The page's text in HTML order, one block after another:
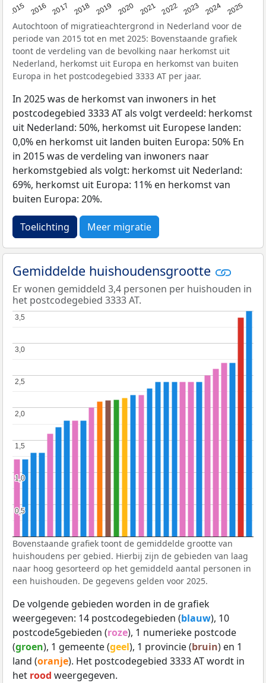
2015 2016 2017 2018 2019 2020 2021 2022 2023 2024 2025
Autochtoon of migratieachtergrond in Nederland voor de
periode van 2015 tot en met 2025: Bovenstaande grafiek
toont de verdeling van de bevolking naar herkomst uit
Nederland, herkomst uit Europa en herkomst van buiten
Europa in het postcodegebied 3333 AT per jaar.
In 2025 was de herkomst van inwoners in het
postcodegebied 3333 AT als volgt verdeeld: herkomst
uit Nederland: 50%, herkomst uit Europese landen:
0,0% en herkomst uit landen buiten Europa: 50% En
in 2015 was de verdeling van inwoners naar
herkomstgebied als volgt: herkomst uit Nederland:
69%, herkomst uit Europa: 11% en herkomst van
buiten Europa: 20%.
Toelichting Meer migratie
Gemiddelde huishoudensgrootte
Er wonen gemiddeld 3,4 personen per huishouden in
het postcodegebied 3333 AT.
0,5
0,5
1,0
1,0
1,5
1,5
2,0
2,0
2,5
2,5
3,0
3,0
3,5
3,5
Bovenstaande grafiek toont de gemiddelde grootte van
huishoudens per gebied. Hierbij zijn de gebieden van laag
naar hoog gesorteerd op het gemiddeld aantal personen in
een huishouden. De gegevens gelden voor 2025.
De volgende gebieden worden in de grafiek
weergegeven: 14 postcodegebieden (blauw), 10
postcode5gebieden (roze), 1 numerieke postcode
(groen), 1 gemeente (geel), 1 provincie (bruin) en 1
land (oranje). Het postcodegebied 3333 AT wordt in
het rood weergegeven.